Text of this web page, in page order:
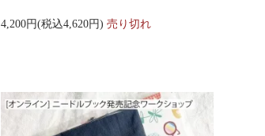
4,200円(税込4,620円) 売り切れ